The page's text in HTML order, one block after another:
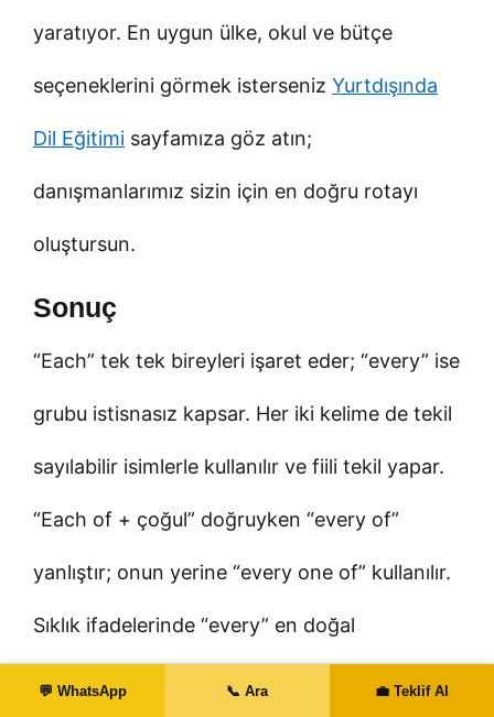
yaratıyor. En uygun ülke, okul ve bütçe
seçeneklerini görmek isterseniz Yurtdışında
Dil Eğitimi sayfamıza göz atın;
danışmanlarımız sizin için en doğru rotayı
oluştursun.
Sonuç
“Each” tek tek bireyleri işaret eder; “every” ise
grubu istisnasız kapsar. Her iki kelime de tekil
sayılabilir isimlerle kullanılır ve fiili tekil yapar.
“Each of + çoğul” doğruyken “every of”
yanlıştır; onun yerine “every one of” kullanılır.
Sıklık ifadelerinde “every” en doğal
💬 WhatsApp 📞 Ara 💼 Teklif Al